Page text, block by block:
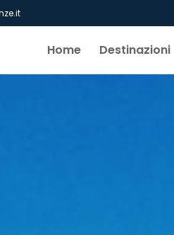
Home Destinazioni